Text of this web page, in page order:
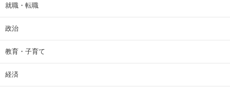
就職・転職
政治
教育・子育て
経済